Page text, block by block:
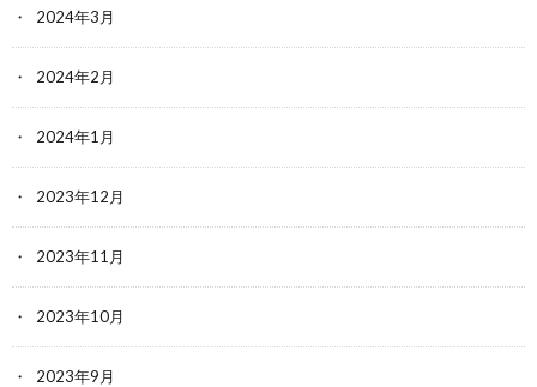
2024年3月
2024年2月
2024年1月
2023年12月
2023年11月
2023年10月
2023年9月